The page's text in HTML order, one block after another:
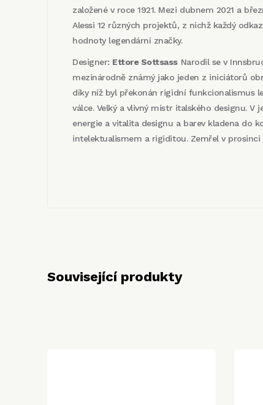
založené v roce 1921. Mezi dubnem 2021 a
Alessi 12 různých projektů, z nichž každý
hodnoty legendární značky.
Designer: Ettore Sottsass Narodil se v
mezinárodně známý jako jeden z iniciátorů
díky níž byl překonán rigidní funkcionalismus
válce. Velký a vlivný mistr italského designu. V
energie a vitalita designu a barev kladena do
intelektualismem a rigiditou. Zemřel v prosinci
Související produkty